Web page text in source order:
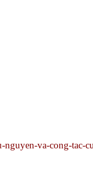
va-cong-tac-